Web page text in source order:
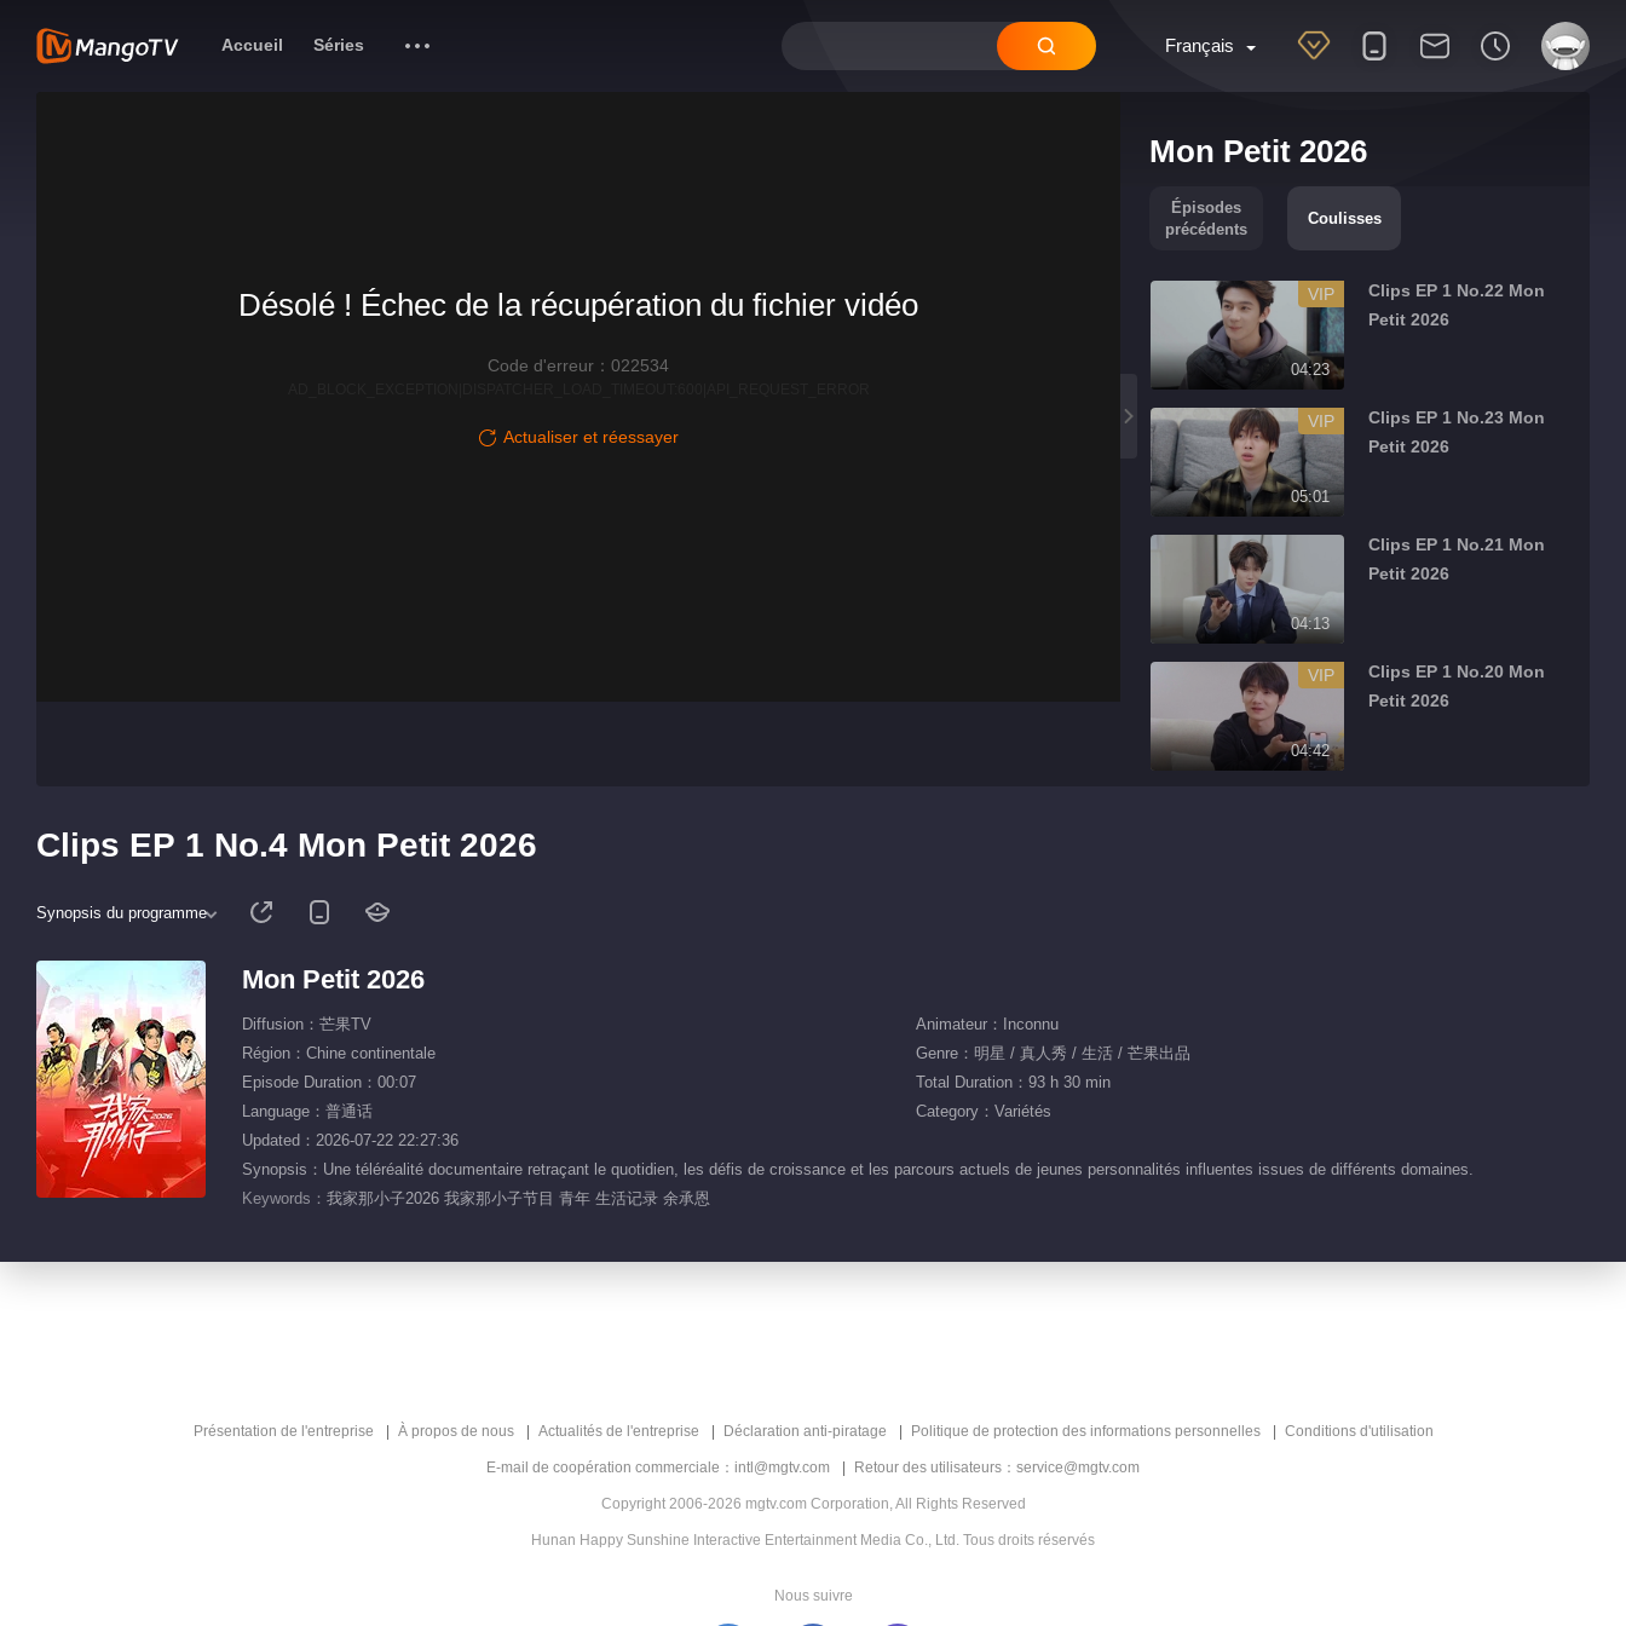
Français
Accueil Séries
Mon Petit 2026
Épisodes
précédents
Coulisses
04:23
VIP
Clips EP 1 No.22 Mon
Petit 2026
05:01
VIP
Clips EP 1 No.23 Mon
Petit 2026
04:13
Clips EP 1 No.21 Mon
Petit 2026
04:42
VIP
Clips EP 1 No.20 Mon
Petit 2026
02:40
Clips EP 1 No.19 Mon
Aperçu EP 1
Désolé ! Échec de la récupération du fichier vidéo
Code d'erreur：022534
Actualiser et réessayer
Clips EP 1 No.4 Mon Petit 2026
Synopsis du programme
Mon Petit 2026
Diffusion：芒果TV
Animateur：Inconnu
Région：Chine continentale
Genre：明星 / 真人秀 / 生活 / 芒果出品
Episode Duration：00:07
Total Duration：93 h 30 min
Language：普通话
Category：Variétés
Updated：2026-07-22 22:27:36
Synopsis：Une téléréalité documentaire retraçant le quotidien, les défis de croissance et les parcours actuels de jeunes personnalités influentes issues de différents domaines.
Keywords： 我家那小子2026 我家那小子节目 青年 生活记录 余承恩
Présentation de l'entreprise À propos de nous Actualités de l'entreprise Déclaration anti-piratage Politique de protection des informations personnelles Conditions d'utilisation
E-mail de coopération commerciale：intl@mgtv.com Retour des utilisateurs：service@mgtv.com
Copyright 2006-2026 mgtv.com Corporation, All Rights Reserved
Hunan Happy Sunshine Interactive Entertainment Media Co., Ltd. Tous droits réservés
Nous suivre